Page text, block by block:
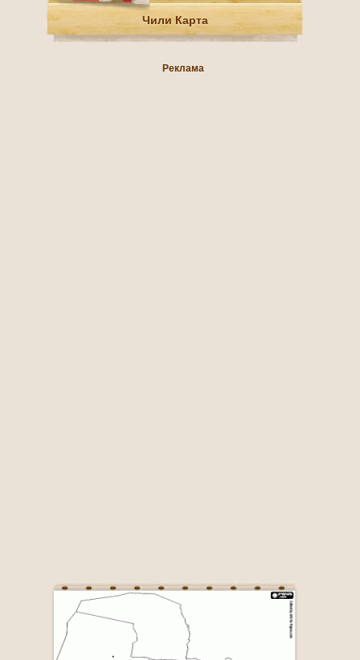
Чили Карта
Реклама